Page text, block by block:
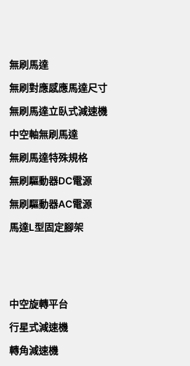
無刷馬達
無刷對應感應馬達尺寸
無刷馬達立臥式減速機
中空軸無刷馬達
無刷馬達特殊規格
無刷驅動器DC電源
無刷驅動器AC電源
馬達L型固定腳架
中空旋轉平台
行星式減速機
轉角減速機